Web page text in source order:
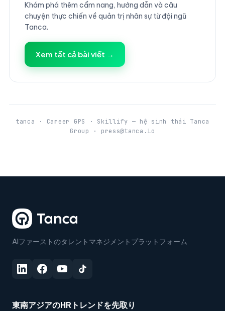
Khám phá thêm cẩm nang, hướng dẫn và câu
chuyện thực chiến về quản trị nhân sự từ đội ngũ
Tanca.
Xem tất cả bài viết →
tanca · Career GPS · Skillify — hệ sinh thái Tanca
Group · press@tanca.io
AIファーストのタレントマネジメントプラットフォーム
東南アジアのHRトレンドを先取り